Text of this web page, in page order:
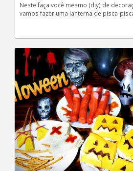
Neste faça você mesmo (diy) de
vamos fazer uma lanterna de pisca-